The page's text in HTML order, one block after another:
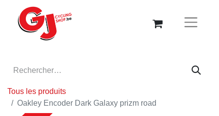
Tous les produits
Oakley Encoder Dark Galaxy prizm road